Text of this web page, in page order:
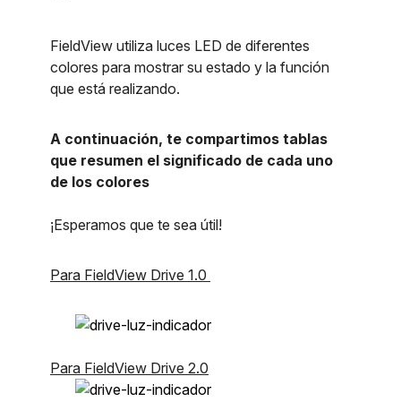
FieldView utiliza luces LED de diferentes
colores para mostrar su estado y la función
que está realizando.
A continuación, te compartimos tablas
que resumen el significado de cada uno
de los colores
¡Esperamos que te sea útil!
Para FieldView Drive 1.0
Para FieldView Drive 2.0